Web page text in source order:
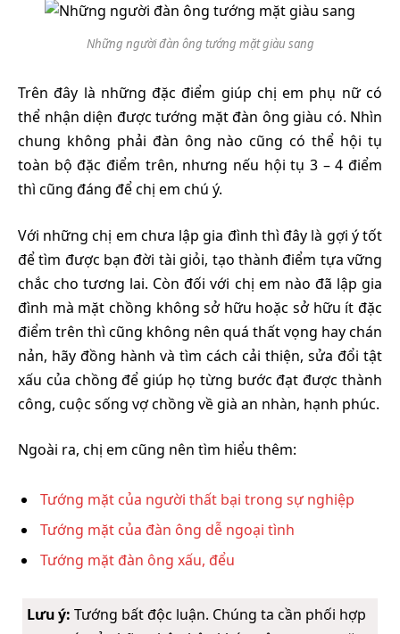
Những người đàn ông tướng mặt giàu sang
Trên đây là những đặc điểm giúp chị em phụ nữ có
thể nhận diện được tướng mặt đàn ông giàu có. Nhìn
chung không phải đàn ông nào cũng có thể hội tụ
toàn bộ đặc điểm trên, nhưng nếu hội tụ 3 – 4 điểm
thì cũng đáng để chị em chú ý.
Với những chị em chưa lập gia đình thì đây là gợi ý tốt
để tìm được bạn đời tài giỏi, tạo thành điểm tựa vững
chắc cho tương lai. Còn đối với chị em nào đã lập gia
đình mà mặt chồng không sở hữu hoặc sở hữu ít đặc
điểm trên thì cũng không nên quá thất vọng hay chán
nản, hãy đồng hành và tìm cách cải thiện, sửa đổi tật
xấu của chồng để giúp họ từng bước đạt được thành
công, cuộc sống vợ chồng về già an nhàn, hạnh phúc.
Ngoài ra, chị em cũng nên tìm hiểu thêm:
Tướng mặt của người thất bại trong sự nghiệp
Tướng mặt của đàn ông dễ ngoại tình
Tướng mặt đàn ông xấu, đểu
Lưu ý: Tướng bất độc luận. Chúng ta cần phối hợp